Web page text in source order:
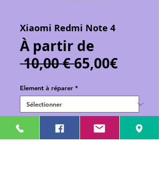
Xiaomi Redmi Note 4
À partir de
10,00 € Prix
65,00€Prix
Element à réparer *
Ajouter au panier